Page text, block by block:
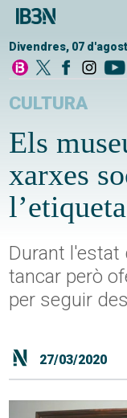
Divendres, 07
CULTURA
Els
xarxes
Durant l'estat
tancar però
per seguir
27/03/2020